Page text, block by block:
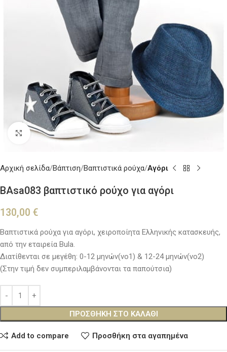
Κλικ για μεγέθυνση
Αρχική σελίδα Βάπτιση Βαπτιστικά ρούχα Αγόρι
BAsa083 βαπτιστικό ρούχο για αγόρι
130,00 €
Βαπτιστικά ρούχα για αγόρι, χειροποίητα Ελληνικής κατασκευής,
από την εταιρεία Bula.
Διατίθενται σε μεγέθη: 0-12 μηνών(νο1) & 12-24 μηνών(νο2)
(Στην τιμή δεν συμπεριλαμβάνονται τα παπούτσια)
ΠΡΟΣΘΉΚΗ ΣΤΟ ΚΑΛΆΘΙ
Add to compare Προσθήκη στα αγαπημένα